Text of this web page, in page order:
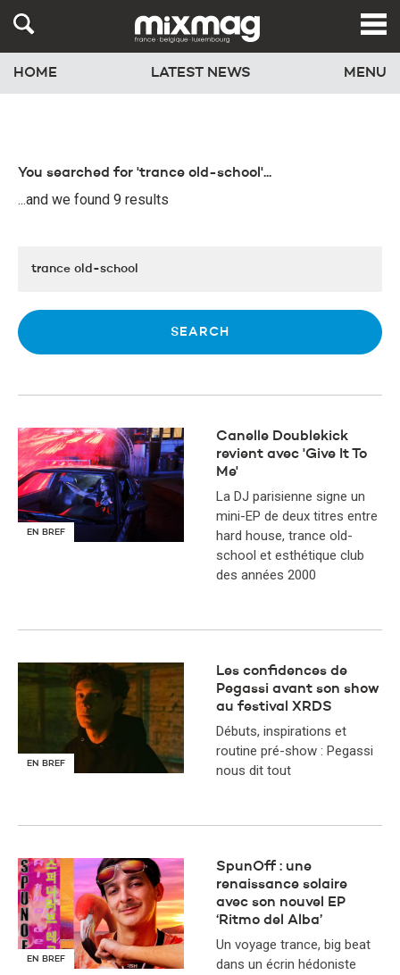
HOME LATEST NEWS MENU
You searched for 'trance old-school'...
...and we found 9 results
EN BREF
Canelle Doublekick
revient avec 'Give It To
Me'
La DJ parisienne signe un
mini-EP de deux titres entre
hard house, trance old-
school et esthétique club
des années 2000
EN BREF
Les confidences de
Pegassi avant son show
au festival XRDS
Débuts, inspirations et
routine pré-show : Pegassi
nous dit tout
EN BREF
SpunOff : une
renaissance solaire
avec son nouvel EP
‘Ritmo del Alba’
Un voyage trance, big beat
dans un écrin hédoniste